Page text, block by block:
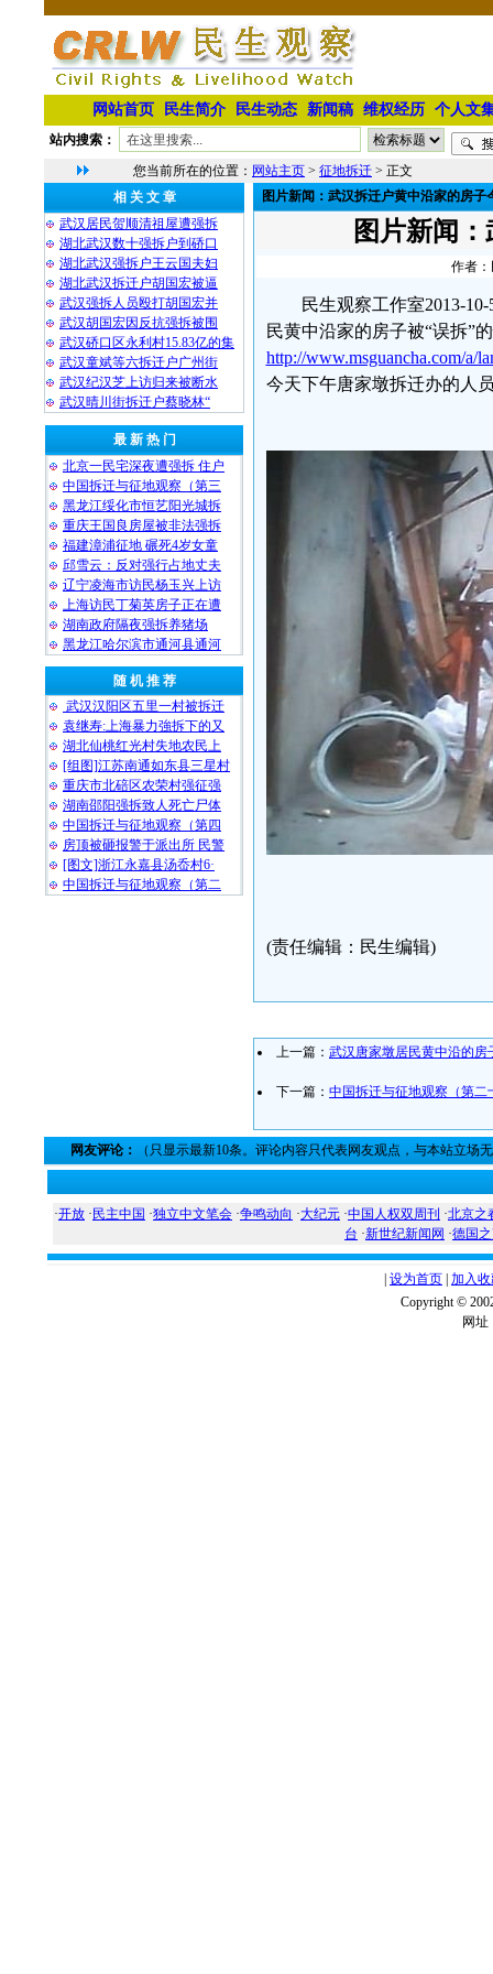
网站首页 民生简介 民生动态 新闻稿 维权经历 个人文
站内搜索：
您当前所在的位置： 网站主页 > 征地拆迁 > 正文
相 关 文 章
武汉居民贺顺清祖屋遭强拆
湖北武汉数十强拆户到硚口
湖北武汉强拆户王云国夫妇
湖北武汉拆迁户胡国宏被逼
武汉强拆人员殴打胡国宏并
武汉胡国宏因反抗强拆被围
武汉硚口区永利村15.83亿的集
武汉童斌等六拆迁户广州街
武汉纪汉芝上访归来被断水
武汉晴川街拆迁户蔡晓林“
最 新 热 门
北京一民宅深夜遭强拆 住户
中国拆迁与征地观察（第三
黑龙江绥化市恒艺阳光城拆
重庆王国良房屋被非法强拆
福建漳浦征地 碾死4岁女童
邱雪云：反对强行占地丈夫
辽宁凌海市访民杨玉兴上访
上海访民丁菊英房子正在遭
湖南政府隔夜强拆养猪场
黑龙江哈尔滨市通河县通河
随 机 推 荐
武汉汉阳区五里一村被拆迁
袁继寿:上海暴力強拆下的又
湖北仙桃红光村失地农民上
[组图]江苏南通如东县三星村
重庆市北碚区农荣村强征强
湖南邵阳强拆致人死亡尸体
中国拆迁与征地观察（第四
房顶被砸报警于派出所 民警
[图文]浙江永嘉县汤岙村6·
中国拆迁与征地观察（第二
图片新闻：武汉拆迁户黄中沿家的房子
图片新闻
作者：
民生观察工作室2013-
民黄中沿家的房子被“误拆”
http://www.msguancha.com/a/
今天下午唐家墩拆迁办的人
(责任编辑：民生编辑)
上一篇： 武汉唐家墩居民黄中沿的房
下一篇： 中国拆迁与征地观察（第二
网友评论： （只显示最新10条。评论内容只代表网友观点，与本站立场
·开放 · 民主中国 ·独立中文笔会 ·争鸣动向 ·大纪元 ·中国人权双周刊 ·北京之
台 ·新世纪新闻网 ·德国
设为首页 加入
Copyright ©
网址